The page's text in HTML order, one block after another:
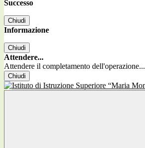
Successo
Chiudi
Informazione
Chiudi
Attendere...
Attendere il completamento dell'operazione...
Chiudi